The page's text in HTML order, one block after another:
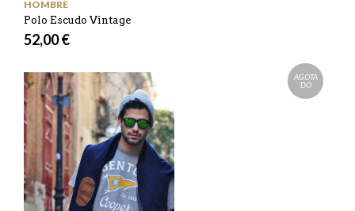
HOMBRE
Polo Escudo Vintage
52,00 €
AGOTA
DO